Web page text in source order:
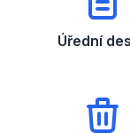
Úřední